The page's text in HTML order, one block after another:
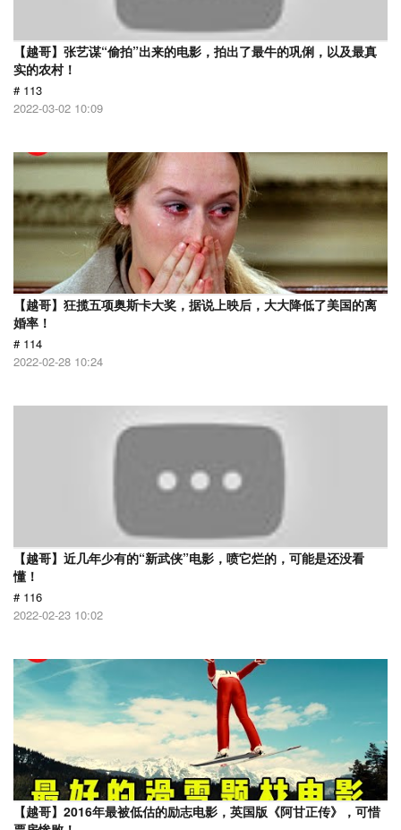
【越哥】张艺谋“偷拍”出来的电影，拍出了最牛的巩俐，以及最真
实的农村！
# 113
2022-03-02 10:09
【越哥】狂揽五项奥斯卡大奖，据说上映后，大大降低了美国的离
婚率！
# 114
2022-02-28 10:24
【越哥】近几年少有的“新武侠”电影，喷它烂的，可能是还没看
懂！
# 116
2022-02-23 10:02
【越哥】2016年最被低估的励志电影，英国版《阿甘正传》，可惜